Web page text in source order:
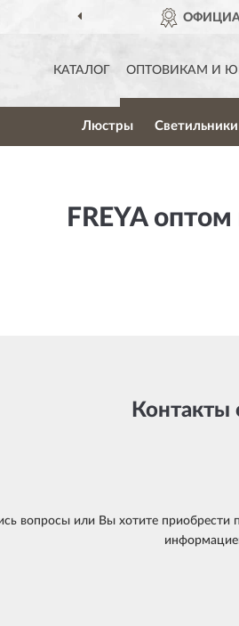
КАТАЛОГ ОПТОВИКАМ И
Люстры Светильники
FREYA
Контакты
вопросы или Вы хотите